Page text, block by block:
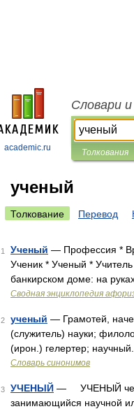
academic.ru
Словари
Толкования
ученый
Толкование Перевод
1 Ученый — Профессия *
Ученик * Ученый *
банкирском доме: на
Сводная энциклопедия
2 ученый — Грамотей,
(служитель) науки;
(ирон.) гелертер;
Словарь синонимов
3 УЧЕНЫЙ — УЧЕНЫЙ
занимающийся научной